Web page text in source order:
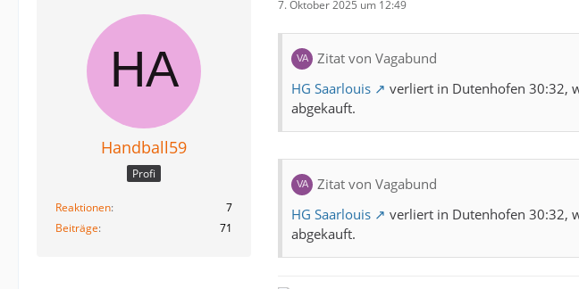
Handball59
Profi
Reaktionen
7
Beiträge
71
7. Oktober 2025 um 12:49
Zitat von Vagabund
HG Saarlouis
verliert in Dutenhofen 30:32,
abgekauft.
Zitat von Vagabund
HG Saarlouis
verliert in Dutenhofen 30:32,
abgekauft.